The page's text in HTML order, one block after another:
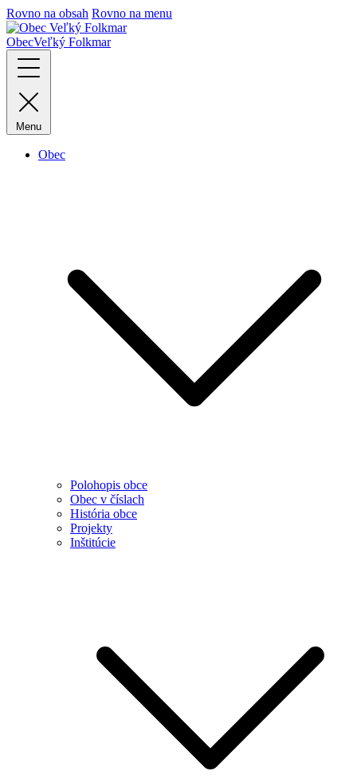
Rovno na obsah Rovno na menu
ObecVeľký Folkmar
Menu
Obec
Polohopis obce
Obec v číslach
História obce
Projekty
Inštitúcie